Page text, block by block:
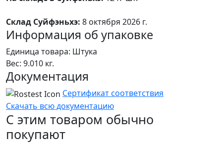
Склад Суйфэньхэ: 8 октября 2026 г.
Информация об упаковке
Единица товара: Штука
Вес: 9.010 кг.
Документация
Сертификат соответствия
Скачать всю документацию
С этим товаром обычно
покупают